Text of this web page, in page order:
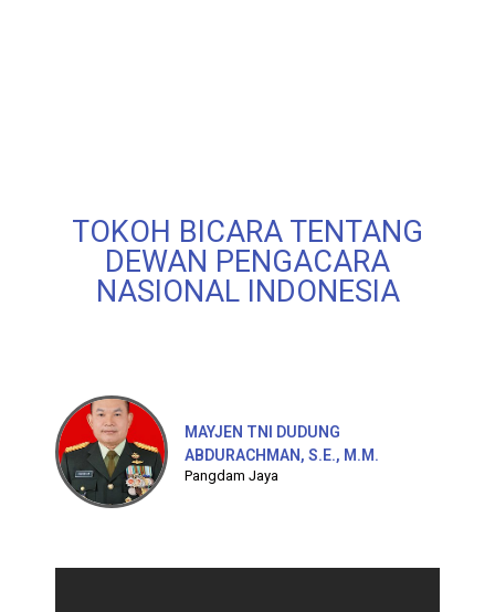
TOKOH BICARA TENTANG
DEWAN PENGACARA
NASIONAL INDONESIA
MAYJEN TNI DUDUNG
ABDURACHMAN, S.E., M.M.
Pangdam Jaya